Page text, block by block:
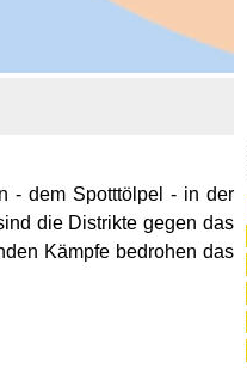
- dem Spotttölpel - in der
die Distrikte gegen das
Kämpfe bedrohen das